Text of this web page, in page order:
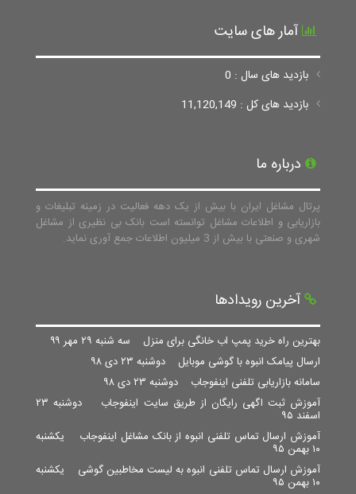
آمار های سایت
بازدید های سال : 0
بازدید های کل : 11,120,149
درباره ما
پرتال مشاغل ایران با بیش از یک دهه فعالیت در زمینه تبلیغات و
بازاریابی و اطلاعات مشاغل توانسته است بانک بی نظیری از مشاغل
شهری و صنعتی با بیش از 3 میلیون اطلاعات جمع آوری نماید.
آخرین رویدادها
بهترین راه خرید پمپ اب خانگی برای منزل سه شنبه ۲۹ مهر ۹۹
ارسال پیامک انبوه با گوشی موبایل دوشنبه ۲۳ دی ۹۸
سامانه بازاریابی تلفنی اینفوجاب دوشنبه ۲۳ دی ۹۸
آموزش ثبت اگهی رایگان از طریق سایت اینفوجاب
دوشنبه ۲۳
اسفند ۹۵
آموزش ارسال تماس تلفنی انبوه از بانک مشاغل اینفوجاب یکشنبه
۱۰ بهمن ۹۵
آموزش ارسال تماس تلفنی انبوه به لیست مخاطبین گوشی یکشنبه
۱۰ بهمن ۹۵